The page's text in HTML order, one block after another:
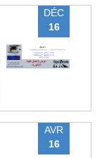
DÉC
16
AVR
16